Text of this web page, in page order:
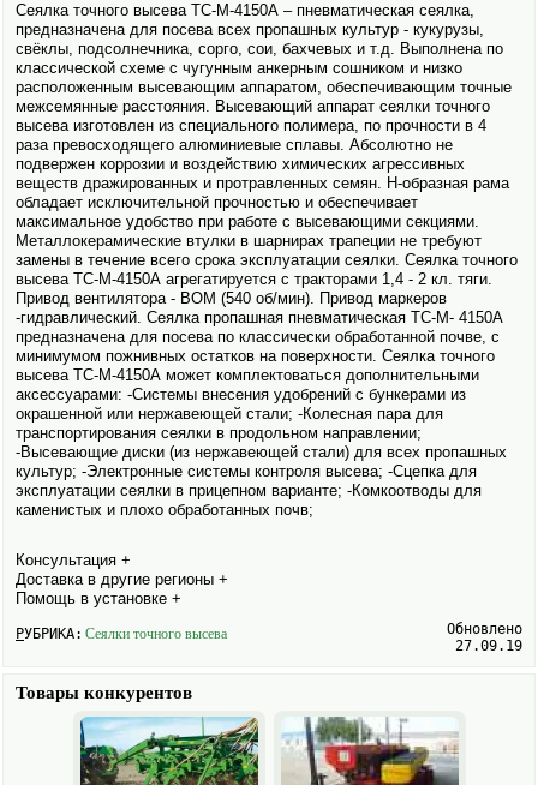
Сеялка точного высева ТС-М-4150А – пневматическая сеялка,
предназна­чена для посева всех пропашных культур - кукурузы,
свёклы, подсолнечника, сорго, сои, бахчевых и т.д. Выполнена по
классической схеме с чугунным анкерным сошником и низко
расположенным высевающим аппаратом, обеспечивающим точные
межсемянные расстояния. Высевающий аппарат сеялки точного
высева изготовлен из специального полимера, по прочности в 4
раза превосходящего алюминиевые сплавы. Абсолютно не
подвержен коррозии и воздействию химических агрессивных
веществ дражированных и протравленных семян. Н-образная рама
обладает исключительной прочностью и обеспечивает
максимальное удобство при работе с высевающими секциями.
Металлокерамические втулки в шарнирах трапеции не требуют
замены в течение всего срока эксплуатации сеялки. Сеялка точного
высева ТС-М-4150А агрегатируется с тракторами 1,4 - 2 кл. тяги.
Привод вентилятора - ВОМ (540 об/мин). Привод маркеров
-гидравлический. Сеялка пропашная пневматическая ТС-М- 4150А
предназна­чена для посева по классически обработанной почве, с
минимумом пожнивных остатков на поверхности. Сеялка точного
высева ТС-М-4150А может комплектоваться дополнительными
аксессуарами: -Системы внесения удобрений с бункерами из
окрашенной или нержавеющей стали; -Колесная пара для
транспортирования сеялки в продольном направлении;
-Высевающие диски (из нержавеющей стали) для всех пропашных
культур; -Электро­нные системы контроля высева; -Сцепка для
эксплуатации сеялки в прицепном варианте; -Комкоотводы для
каменистых и плохо обработанных почв;
Консультация +
Доставка в другие регионы +
Помощь в установке +
РУБРИКА: Сеялки точного высева
Обновлено
27.09.19
Товары конкурентов